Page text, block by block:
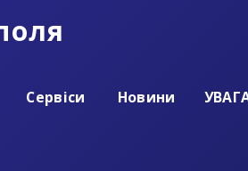
Сервіси Новини